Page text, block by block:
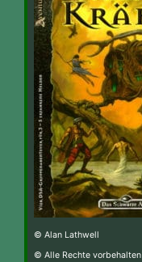
© Alan Lathwell
© Alle Rechte vorbehalten